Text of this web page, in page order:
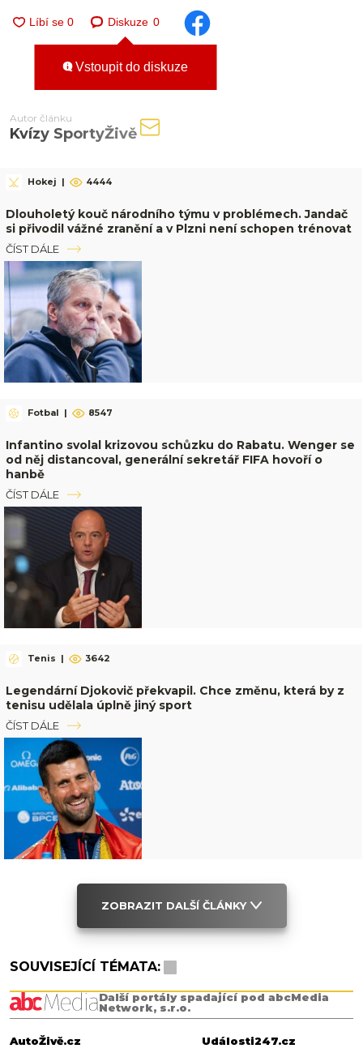
Diskuze 0
Vstoupit do diskuze
Autor článku
Kvízy SportyŽivě
Hokej | 4444
Dlouholetý kouč národního týmu v problémech. Jandač
si přivodil vážné zranění a v Plzni není schopen trénovat
ČÍST DÁLE
Fotbal | 8547
Infantino svolal krizovou schůzku do Rabatu. Wenger se
od něj distancoval, generální sekretář FIFA hovoří o
hanbě
ČÍST DÁLE
Tenis | 3642
Legendární Djokovič překvapil. Chce změnu, která by z
tenisu udělala úplně jiný sport
ČÍST DÁLE
ZOBRAZIT DALŠÍ ČLÁNKY
SOUVISEJÍCÍ TÉMATA:
Další portály spadající pod abcMedia
Network, s.r.o.
AutoŽivě.cz
Události247.cz